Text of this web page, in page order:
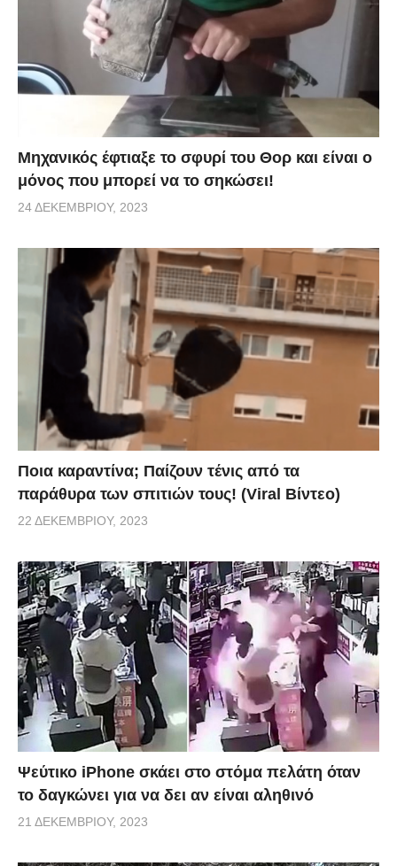
Μηχανικός έφτιαξε το σφυρί του Θορ και είναι ο
μόνος που μπορεί να το σηκώσει!
24 ΔΕΚΕΜΒΡΊΟΥ, 2023
Ποια καραντίνα; Παίζουν τένις από τα
παράθυρα των σπιτιών τους! (Viral Βίντεο)
22 ΔΕΚΕΜΒΡΊΟΥ, 2023
Ψεύτικο iPhone σκάει στο στόμα πελάτη όταν
το δαγκώνει για να δει αν είναι αληθινό
21 ΔΕΚΕΜΒΡΊΟΥ, 2023